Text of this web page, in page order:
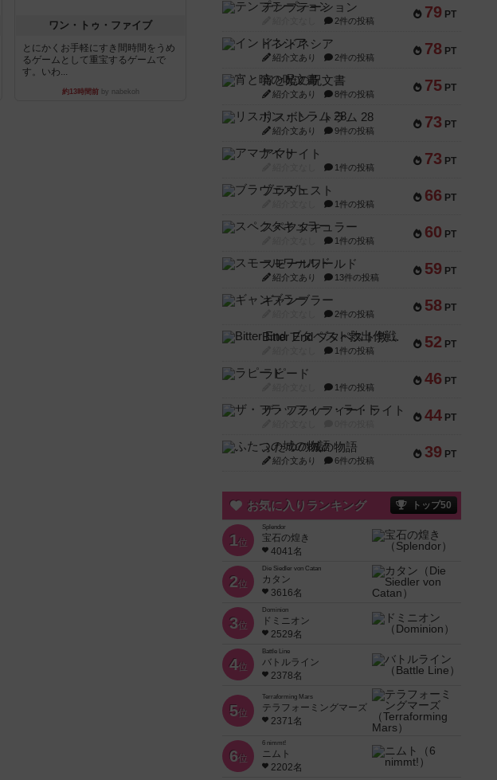
ワン・トゥ・ファイブ
とにかくお手軽にすき間時間をうめ
るゲームとして重宝するゲームで
す。いわ...
約13時間前by nabekoh
79 PT
テンプテーション
2件の投稿
78 PT
インドネシア
紹介文あり 2件の投稿
75 PT
宵と暁の呪文書
紹介文あり 8件の投稿
73 PT
リスボン・トラム 28
紹介文あり 9件の投稿
73 PT
アマナイト
1件の投稿
66 PT
ブラヴェスト
1件の投稿
60 PT
スペクタキュラー
1件の投稿
59 PT
スモールワールド
紹介文あり 13件の投稿
58 PT
ギャンブラー
2件の投稿
52 PT
Bitter End ブタペスト救出作戦
1件の投稿
46 PT
ラピード
1件の投稿
44 PT
ザ・フラッフィー・ライト
39 PT
ふたつの城の物語
紹介文あり 6件の投稿
お気に入りランキング トップ50
1位
Splendor
宝石の煌き
4041名
2位
Die Siedler von Catan
カタン
3616名
3位
Dominion
ドミニオン
2529名
4位
Battle Line
バトルライン
2378名
5位
Terraforming Mars
テラフォーミングマーズ
2371名
6位
6 nimmt!
ニムト
2202名